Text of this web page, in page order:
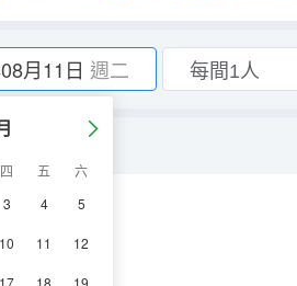
月11日 週二
四 五
六
3 4 5
10 11 12
17 18 19